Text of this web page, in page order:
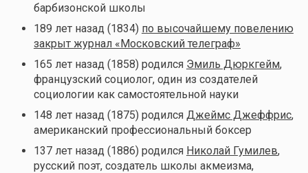
барбизонской школы
189 лет назад (1834) по высочайшему повелению
закрыт журнал «Московский телеграф»
165 лет назад (1858) родился Эмиль Дюркгейм,
французский социолог, один из создателей
социологии как самостоятельной науки
148 лет назад (1875) родился Джеймс Джеффрис,
американский профессиональный боксер
137 лет назад (1886) родился Николай Гумилев,
русский поэт, создатель школы акмеизма,